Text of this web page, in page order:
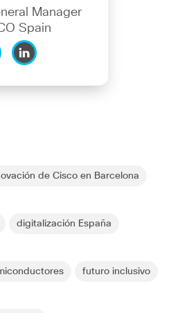
Manager
Spain
de Cisco en Barcelona
digitalización España
futuro inclusivo